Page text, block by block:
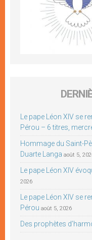
Le pape Léon XIV se
Pérou – 6 titres,
Hommage du Saint-
Duarte Langa août 5,
Le pape Léon XIV
2026
Le pape Léon XIV se
Pérou août 5, 2026
Des prophètes